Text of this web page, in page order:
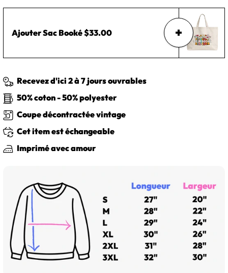
AjouterSac Booké$33.00
Recevez d'ici 2 à 7 jours ouvrables
50% coton - 50% polyester
Coupe décontractée vintage
Cet item est échangeable
Imprimé avec amour